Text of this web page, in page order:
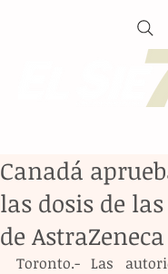
Canadá
las dosis de
de
Toronto.- Las